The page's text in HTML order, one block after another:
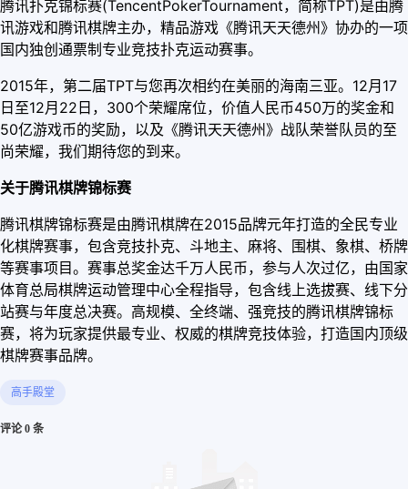
腾讯扑克锦标赛(TencentPokerTournament，简称TPT)是由腾
讯游戏和腾讯棋牌主办，精品游戏《腾讯天天德州》协办的一项
国内独创通票制专业竞技扑克运动赛事。
2015年，第二届TPT与您再次相约在美丽的海南三亚。12月17
日至12月22日，300个荣耀席位，价值人民币450万的奖金和
50亿游戏币的奖励，以及《腾讯天天德州》战队荣誉队员的至
尚荣耀，我们期待您的到来。
关于腾讯棋牌锦标赛
腾讯棋牌锦标赛是由腾讯棋牌在2015品牌元年打造的全民专业
化棋牌赛事，包含竞技扑克、斗地主、麻将、围棋、象棋、桥牌
等赛事项目。赛事总奖金达千万人民币，参与人次过亿，由国家
体育总局棋牌运动管理中心全程指导，包含线上选拔赛、线下分
站赛与年度总决赛。高规模、全终端、强竞技的腾讯棋牌锦标
赛，将为玩家提供最专业、权威的棋牌竞技体验，打造国内顶级
棋牌赛事品牌。
高手殿堂
评论 0 条